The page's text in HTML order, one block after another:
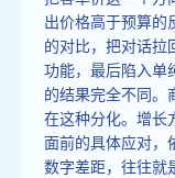
出价格高于预算的
的对比，把对话拉
功能，最后陷入单
的结果完全不同。
在这种分化。增长
面前的具体应对，
数字差距，往往就